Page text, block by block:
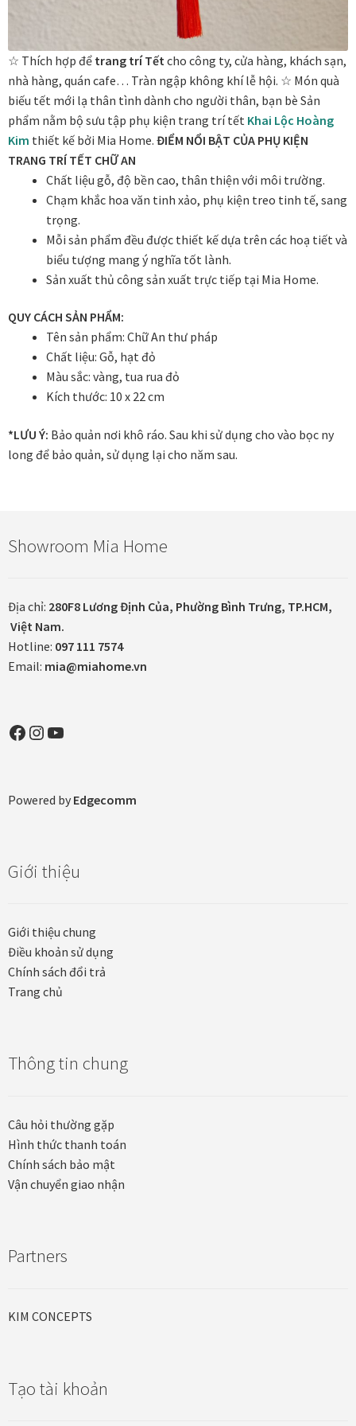
In tranh treo tường theo yêu cầu
Fine Art Giclée Printing
In ảnh theo yêu cầu
In tranh canvas theo yêu cầu
In tranh dán tường theo yêu cầu
in tranh mica
Khung ảnh cưới
Khung tranh gỗ sồi
Kim liên vạn phúc phòng thờ
Mia Lifestyle
Nhận vẽ tranh theo yêu cầu
Phương thức thanh toán
Quà Tết Doanh nghiệp 2026
Sản phẩm mới
Tài khoản
test
TẾT 2025
Thông tin chung & hỗ trợ
Tối ưu chất lượng hình ảnh
Tranh biểu tượng văn hoá Việt Nam
Tranh nhà mẫu dự án
☆ Thích hợp để trang trí Tết cho công ty, cửa hàng, khách sạn,
nhà hàng, quán cafe… Tràn ngập không khí lễ hội. ☆ Món quà
biếu tết mới lạ thân tình dành cho người thân, bạn bè Sản
phẩm nằm bộ sưu tập phụ kiện trang trí tết Khai Lộc Hoàng
Kim thiết kế bởi Mia Home. ĐIỂM NỔI BẬT CỦA PHỤ KIỆN
TRANG TRÍ TẾT CHỮ AN
Chất liệu gỗ, độ bền cao, thân thiện với môi trường.
Chạm khắc hoa văn tinh xảo, phụ kiện treo tinh tế, sang
trọng.
Mỗi sản phẩm đều được thiết kế dựa trên các hoạ tiết và
biểu tượng mang ý nghĩa tốt lành.
Sản xuất thủ công sản xuất trực tiếp tại Mia Home.
QUY CÁCH SẢN PHẨM:
Tên sản phẩm: Chữ An thư pháp
Chất liệu: Gỗ, hạt đỏ
Màu sắc: vàng, tua rua đỏ
Kích thước: 10 x 22 cm
*LƯU Ý: Bảo quản nơi khô ráo. Sau khi sử dụng cho vào bọc ny
long để bảo quản, sử dụng lại cho năm sau.
Showroom Mia Home
Địa chỉ: 280F8 Lương Định Của, Phường Bình Trưng, TP.HCM,
Việt Nam.
Hotline: 097 111 7574
Email: mia@miahome.vn
Facebook
Instagram
YouTube
Powered by Edgecomm
Giới thiệu
Giới thiệu chung
Điều khoản sử dụng
Chính sách đổi trả
Trang chủ
Thông tin chung
Câu hỏi thường gặp
Hình thức thanh toán
Chính sách bảo mật
Vận chuyển giao nhận
Partners
KIM CONCEPTS
Tạo tài khoản